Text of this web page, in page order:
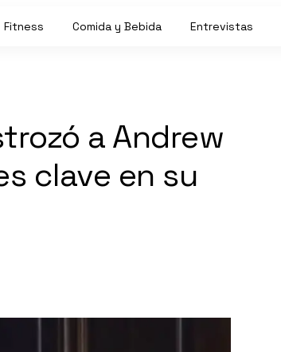
Fitness Comida y Bebida Entrevistas
a Andrew
clave en su